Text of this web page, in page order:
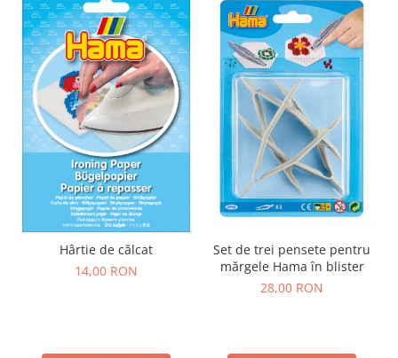
Stimulare tactila
Stimulare vizuala
Terapie de integrare senzorială
Hârtie de călcat
14,00 RON
Set de trei pensete pentru
mărgele Hama în blister
28,00 RON